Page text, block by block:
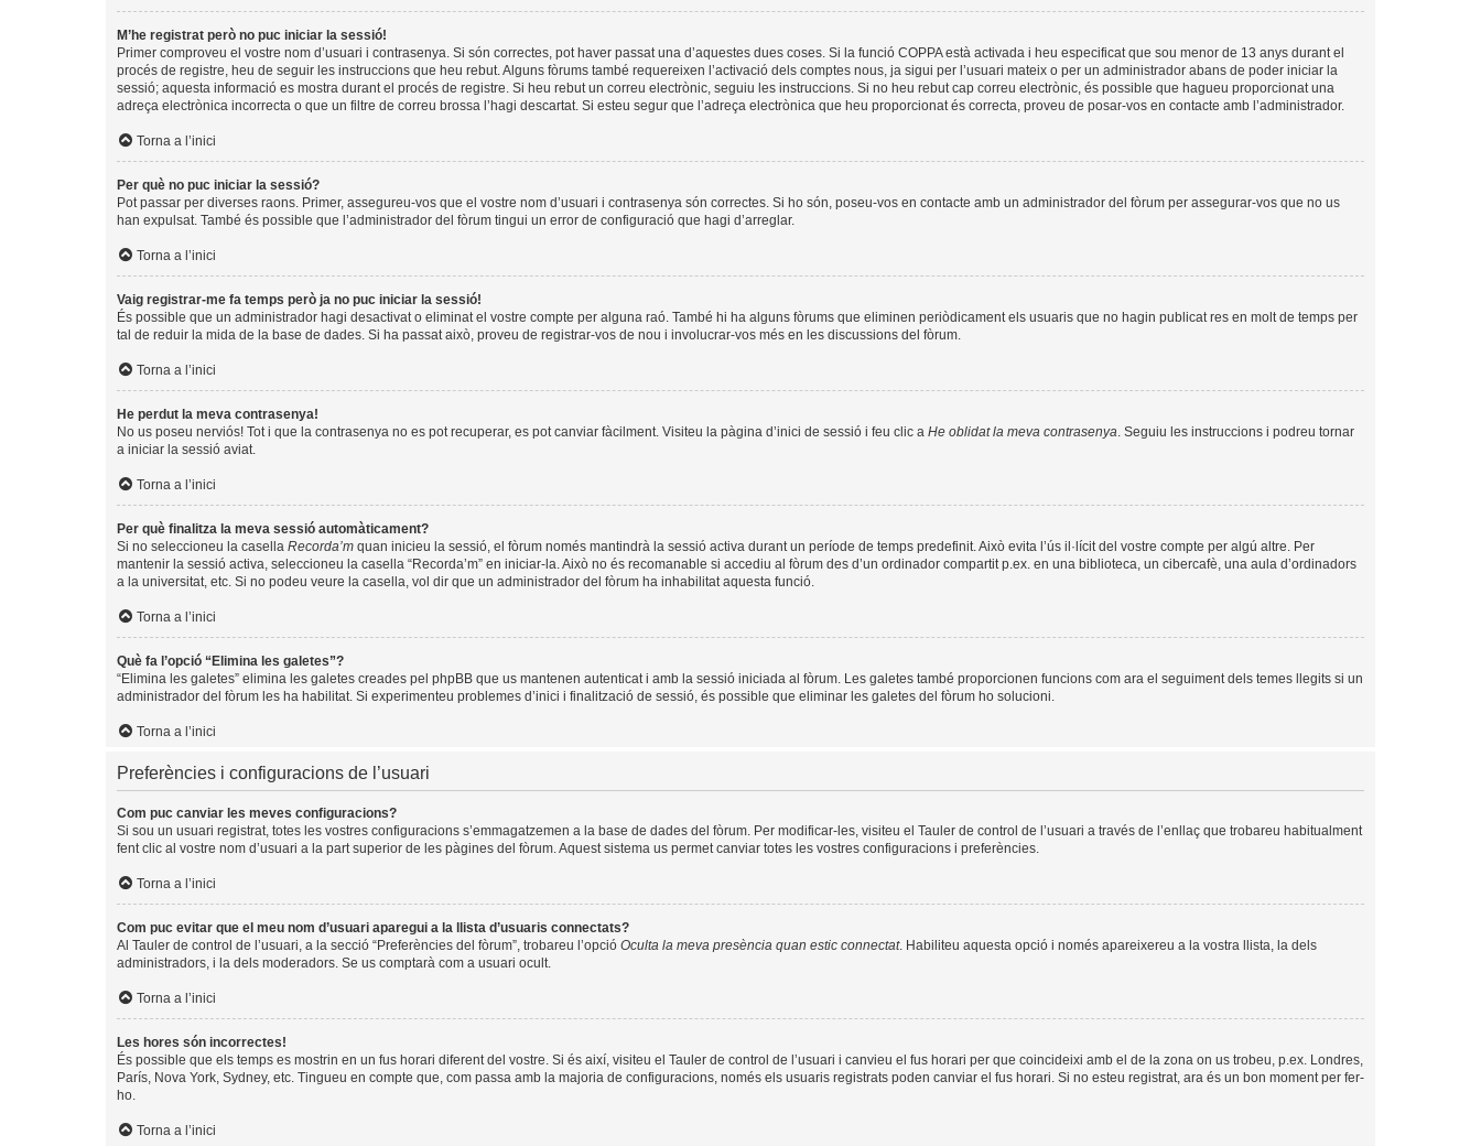
M’he registrat però no puc iniciar la sessió!
Primer comproveu el vostre nom d’usuari i contrasenya. Si són correctes, pot haver passat una d’aquestes dues coses. Si la funció COPPA està activada i heu especificat que sou menor de 13 anys durant el
procés de registre, heu de seguir les instruccions que heu rebut. Alguns fòrums també requereixen l’activació dels comptes nous, ja sigui per l’usuari mateix o per un administrador abans de poder iniciar la
sessió; aquesta informació es mostra durant el procés de registre. Si heu rebut un correu electrònic, seguiu les instruccions. Si no heu rebut cap correu electrònic, és possible que hagueu proporcionat una
adreça electrònica incorrecta o que un filtre de correu brossa l’hagi descartat. Si esteu segur que l’adreça electrònica que heu proporcionat és correcta, proveu de posar-vos en contacte amb l’administrador.
Torna a l’inici
Per què no puc iniciar la sessió?
Pot passar per diverses raons. Primer, assegureu-vos que el vostre nom d’usuari i contrasenya són correctes. Si ho són, poseu-vos en contacte amb un administrador del fòrum per assegurar-vos que no us
han expulsat. També és possible que l’administrador del fòrum tingui un error de configuració que hagi d’arreglar.
Torna a l’inici
Vaig registrar-me fa temps però ja no puc iniciar la sessió!
És possible que un administrador hagi desactivat o eliminat el vostre compte per alguna raó. També hi ha alguns fòrums que eliminen periòdicament els usuaris que no hagin publicat res en molt de temps per
tal de reduir la mida de la base de dades. Si ha passat això, proveu de registrar-vos de nou i involucrar-vos més en les discussions del fòrum.
Torna a l’inici
He perdut la meva contrasenya!
No us poseu nerviós! Tot i que la contrasenya no es pot recuperar, es pot canviar fàcilment. Visiteu la pàgina d’inici de sessió i feu clic a He oblidat la meva contrasenya . Seguiu les instruccions i podreu tornar
a iniciar la sessió aviat.
Torna a l’inici
Per què finalitza la meva sessió automàticament?
Si no seleccioneu la casella Recorda’m quan inicieu la sessió, el fòrum només mantindrà la sessió activa durant un període de temps predefinit. Això evita l’ús il·lícit del vostre compte per algú altre. Per
mantenir la sessió activa, seleccioneu la casella “Recorda’m” en iniciar-la. Això no és recomanable si accediu al fòrum des d’un ordinador compartit p.ex. en una biblioteca, un cibercafè, una aula d’ordinadors
a la universitat, etc. Si no podeu veure la casella, vol dir que un administrador del fòrum ha inhabilitat aquesta funció.
Torna a l’inici
Què fa l’opció “Elimina les galetes”?
“Elimina les galetes” elimina les galetes creades pel phpBB que us mantenen autenticat i amb la sessió iniciada al fòrum. Les galetes també proporcionen funcions com ara el seguiment dels temes llegits si un
administrador del fòrum les ha habilitat. Si experimenteu problemes d’inici i finalització de sessió, és possible que eliminar les galetes del fòrum ho solucioni.
Torna a l’inici
Preferències i configuracions de l’usuari
Com puc canviar les meves configuracions?
Si sou un usuari registrat, totes les vostres configuracions s’emmagatzemen a la base de dades del fòrum. Per modificar-les, visiteu el Tauler de control de l’usuari a través de l’enllaç que trobareu habitualment
fent clic al vostre nom d’usuari a la part superior de les pàgines del fòrum. Aquest sistema us permet canviar totes les vostres configuracions i preferències.
Torna a l’inici
Com puc evitar que el meu nom d’usuari aparegui a la llista d’usuaris connectats?
Al Tauler de control de l’usuari, a la secció “Preferències del fòrum”, trobareu l’opció Oculta la meva presència quan estic connectat. Habiliteu aquesta opció i només apareixereu a la vostra llista, la dels
administradors, i la dels moderadors. Se us comptarà com a usuari ocult.
Torna a l’inici
Les hores són incorrectes!
És possible que els temps es mostrin en un fus horari diferent del vostre. Si és així, visiteu el Tauler de control de l’usuari i canvieu el fus horari per que coincideixi amb el de la zona on us trobeu, p.ex. Londres,
París, Nova York, Sydney, etc. Tingueu en compte que, com passa amb la majoria de configuracions, només els usuaris registrats poden canviar el fus horari. Si no esteu registrat, ara és un bon moment per fer-
ho.
Torna a l’inici